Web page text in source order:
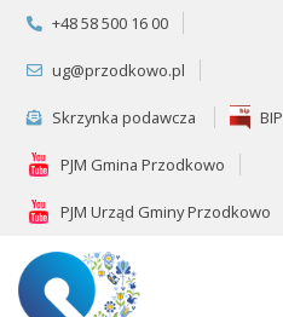
+48 58 500 16 00
ug@przodkowo.pl
Skrzynka podawcza BIP
PJM Gmina Przodkowo
PJM Urząd Gminy Przodkowo